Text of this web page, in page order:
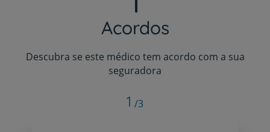
Acordos
Descubra se este médico tem acordo com a sua
seguradora
1 /3